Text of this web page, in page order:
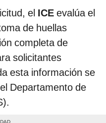
el ICE evalúa el
de huellas
completa de
solicitantes
esta información se
Departamento de